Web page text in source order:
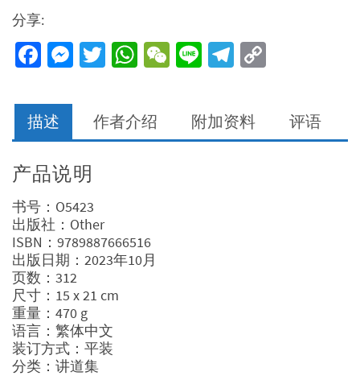
-
杨
锡
集
数
量
分享:
Facebook
Messenger
Twitter
WhatsApp
WeChat
LineTelegram
描述 作者介绍 附加资料 评语
产品说明
书号：O5423
出版社：Other
ISBN：9789887666516
出版日期：2023年10月
页数：312
尺寸：15 x 21 cm
重量：470 g
语言：繁体中文
装订方式：平装
分类：讲道集